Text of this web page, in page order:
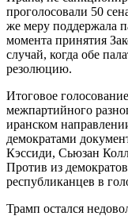
проголосовали 50
же меру поддержала
момента принятия
случай, когда обе
резолюцию.
Итоговое
межпартийного
иранском
демократами
Кэссиди, Сьюзан
Против из
республиканцев в
Трамп остался